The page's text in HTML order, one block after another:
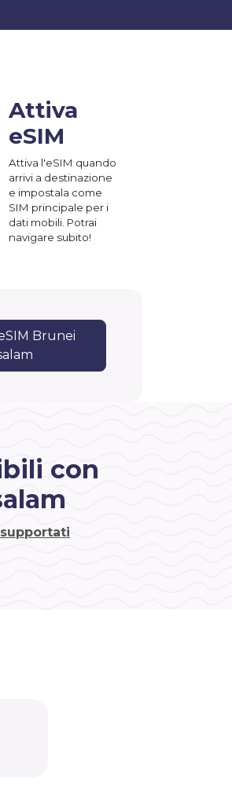
Attiva
eSIM
Attiva l'eSIM quando
arrivi a destinazione
e impostala come
SIM principale per i
dati mobili. Potrai
navigare subito!
Brunei
con